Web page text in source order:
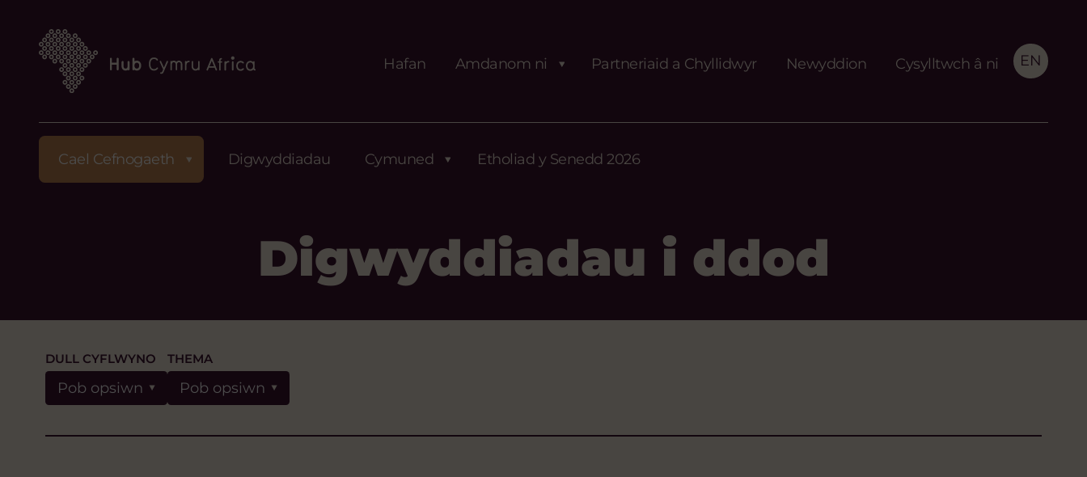
Hafan Amdanom ni Partneriaid a Chyllidwyr Newyddion Cysylltwch â ni EN
Cael Cefnogaeth Digwyddiadau Cymuned Etholiad y Senedd 2026
Digwyddiadau i ddod
DULL CYFLWYNO
Pob opsiwn
THEMA
Pob opsiwn